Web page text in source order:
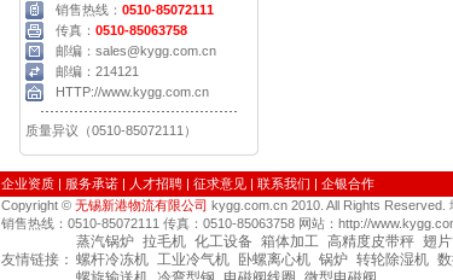
销售热线： 0510-85072111
传真： 0510-85063758
邮编：sales@kygg.com.cn
邮编：214121
HTTP://www.kygg.com.cn
质量异议（0510-85072111）
企业资质| 服务承诺| 人才招聘| 征求意见| 联系我们 | 企银合作
Copyright © 无锡新港物流有限公司 kygg.com.cn 2010. All Rights
销售热线：0510-85072111 传真：0510-85063758 网站：http://
友情链接：
蒸汽锅炉 拉毛机 化工设备 箱体加工 高精度皮带秤 翅
螺杆冷冻机 工业冷气机 卧螺离心机 锅炉 转轮除湿机